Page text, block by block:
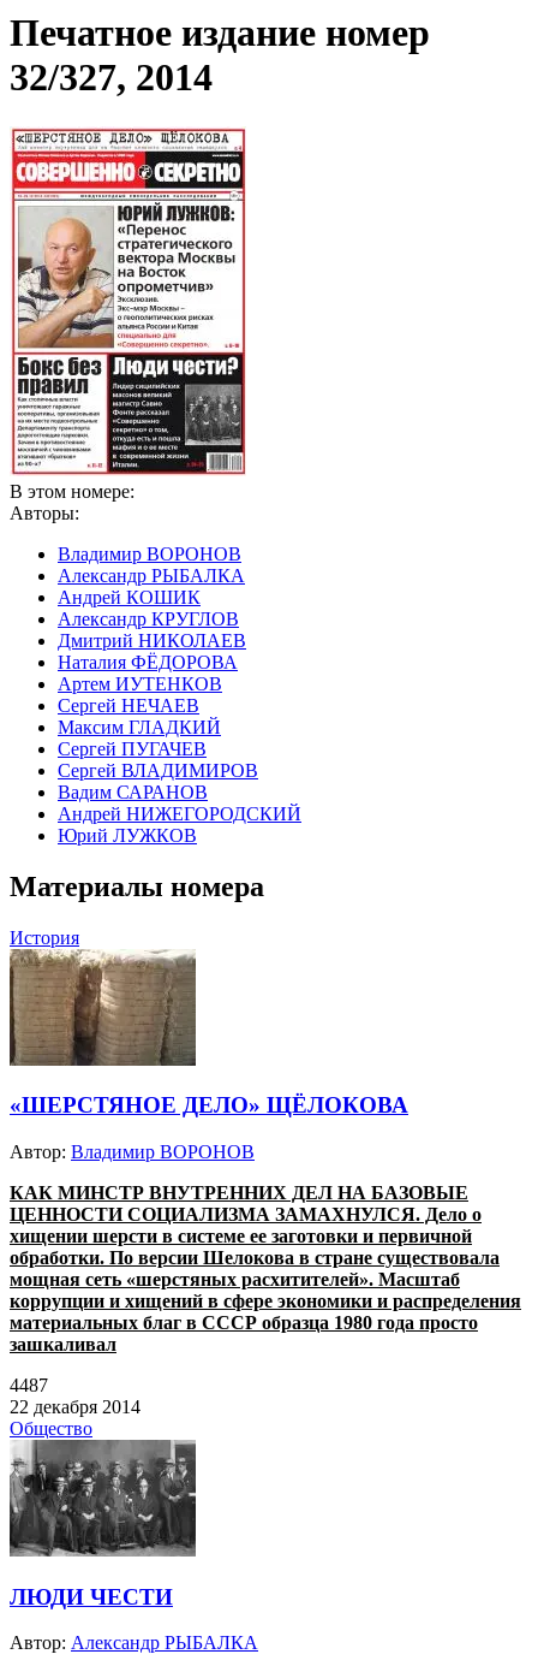
Печатное издание номер
32/327, 2014
В этом номере:
Авторы:
Владимир ВОРОНОВ
Александр РЫБАЛКА
Андрей КОШИК
Александр КРУГЛОВ
Дмитрий НИКОЛАЕВ
Наталия ФЁДОРОВА
Артем ИУТЕНКОВ
Сергей НЕЧАЕВ
Максим ГЛАДКИЙ
Сергей ПУГАЧЕВ
Сергей ВЛАДИМИРОВ
Вадим САРАНОВ
Андрей НИЖЕГОРОДСКИЙ
Юрий ЛУЖКОВ
Материалы номера
История
«ШЕРСТЯНОЕ ДЕЛО» ЩЁЛОКОВА
Автор: Владимир ВОРОНОВ
КАК МИНСТР ВНУТРЕННИХ ДЕЛ НА БАЗОВЫЕ
ЦЕННОСТИ СОЦИАЛИЗМА ЗАМАХНУЛСЯ. Дело о
хищении шерсти в системе ее заготовки и первичной
обработки. По версии Шелокова в стране существовала
мощная сеть «шерстяных расхитителей». Масштаб
коррупции и хищений в сфере экономики и распределения
материальных благ в СССР образца 1980 года просто
зашкаливал
4487
22 декабря 2014
Общество
ЛЮДИ ЧЕСТИ
Автор: Александр РЫБАЛКА